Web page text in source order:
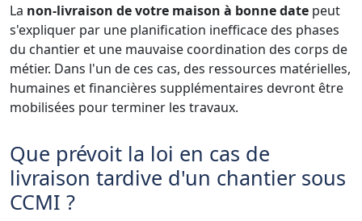
La non-livraison de votre maison à bonne date peut
s'expliquer par une planification inefficace des phases
du chantier et une mauvaise coordination des corps de
métier. Dans l'un de ces cas, des ressources matérielles,
humaines et financières supplémentaires devront être
mobilisées pour terminer les travaux.
Que prévoit la loi en cas de
livraison tardive d'un chantier sous
CCMI ?